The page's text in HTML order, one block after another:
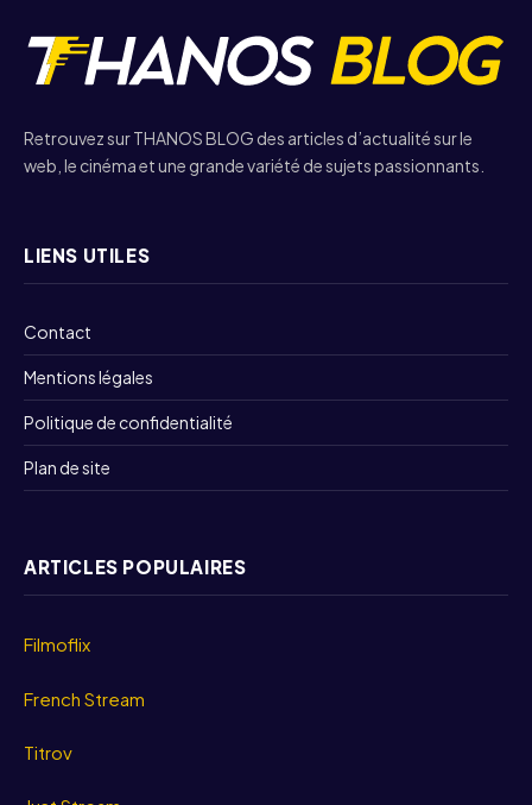
Retrouvez sur THANOS BLOG des articles d’actualité sur le
web, le cinéma et une grande variété de sujets passionnants.
LIENS UTILES
Contact
Mentions légales
Politique de confidentialité
Plan de site
ARTICLES POPULAIRES
Filmoflix
French Stream
Titrov